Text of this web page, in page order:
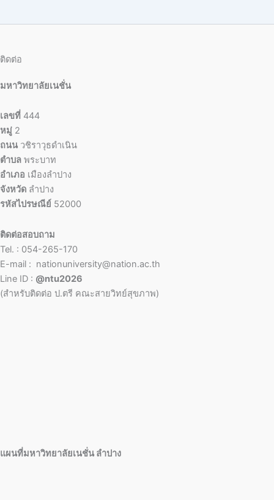
ติดต่อ
มหาวิทยาลัยเนชั่น
เลขที่ 444
หมู่ 2
ถนน วชิราวุธดำเนิน
ตำบล พระบาท
อำเภอ เมืองลำปาง
จังหวัด ลำปาง
รหัสไปรษณีย์ 52000
ติดต่อสอบถาม
Tel. : 054-265-170
E-mail : nationuniversity@nation.ac.th
Line ID : @ntu2026
(สำหรับติดต่อ ป.ตรี คณะสายวิทย์สุขภาพ)
แผนที่มหาวิทยาลัยเนชั่น ลำปาง